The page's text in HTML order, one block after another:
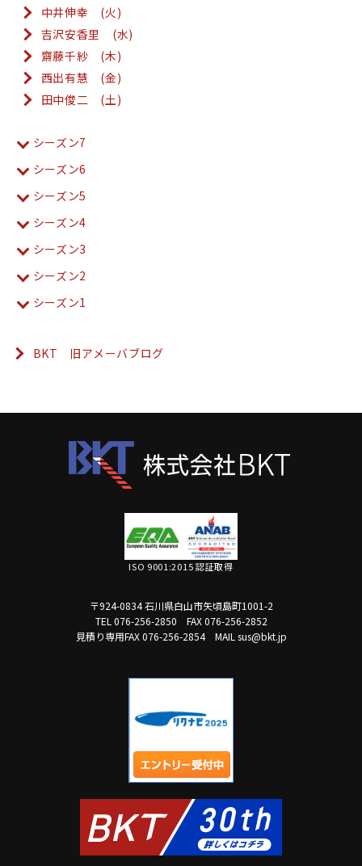
中井伸幸 (火)
吉沢安香里 (水)
齋藤千紗 (木)
西出有慧 (金)
田中俊二 (土)
シーズン7
シーズン6
シーズン5
シーズン4
シーズン3
シーズン2
シーズン1
BKT 旧アメーバブログ
ISO 9001:2015 認証取得
〒924-0834 石川県白山市矢頃島町1001-2
TEL 076-256-2850
FAX 076-256-2852
見積り専用FAX 076-256-2854
MAIL sus@bkt.jp